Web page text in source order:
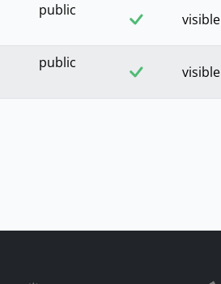
public
visible
public
visible